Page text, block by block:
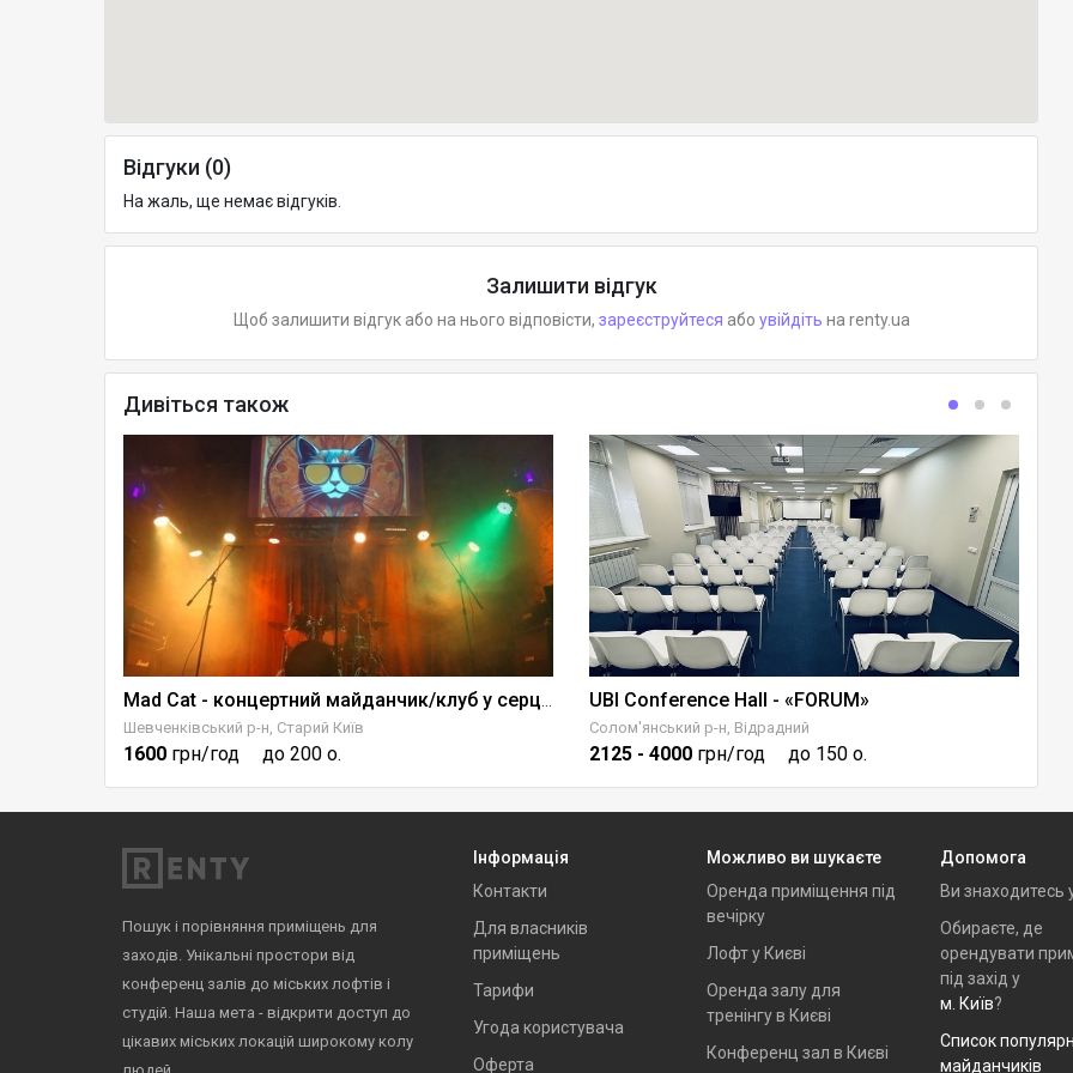
Відгуки (0)
На жаль, ще немає відгуків.
Залишити відгук
Щоб залишити відгук або на нього відповісти, зареєструйтеся або увійдіть на renty.ua
Дивіться також
Шевченківський р-н, Старий Київ
1600 грн/год до 200 о.
UBI Conference Hall - «FORUM»
Солом'янський р-н, Відрадний
2125 - 4000 грн/год до 150 о.
Пошук і порівняння приміщень для
заходів. Унікальні простори від
конференц залів до міських лофтів і
студій. Наша мета - відкрити доступ до
цікавих міських локацій широкому колу
Інформація
Контакти
Для власників
приміщень
Тарифи
Угода користувача
Оферта
Можливо ви шукаєте
Оренда приміщення під
вечірку
Лофт у Києві
Оренда залу для
тренінгу в Києві
Конференц зал в Києві
Допомога
Ви знаходитесь
Обираєте, де
орендувати
під захід у
м. Київ?
Список
майданчиків